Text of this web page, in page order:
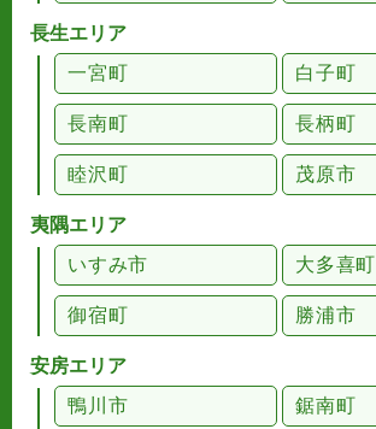
長生エリア
一宮町
白子町
長南町 長柄町
睦沢町 茂原市
夷隅エリア
いすみ市
大多喜町
御宿町 勝浦市
安房エリア
鴨川市
鋸南町